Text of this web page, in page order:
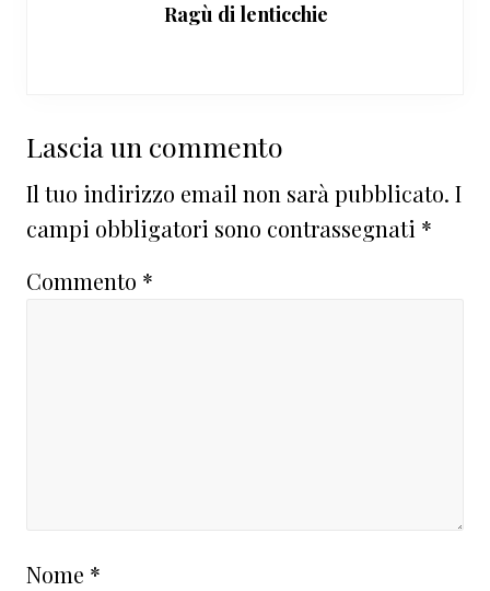
Ragù di lenticchie
Interazioni
del
lettore
Lascia un commento
Il tuo indirizzo email non sarà pubblicato. I
campi obbligatori sono contrassegnati *
Commento *
Nome *